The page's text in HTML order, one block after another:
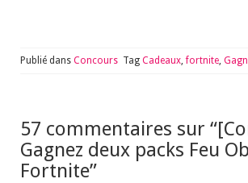
Publié dans Concours Tag Cadeaux,fortnite,
57 commentaires sur “
Gagnez deux packs Feu
Fortnite”